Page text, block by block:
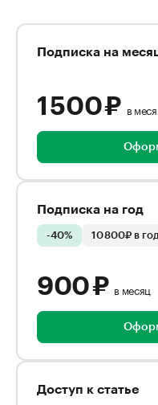
Подписка на
1 500 ₽ в
Подписка на год
-40% 10 800₽ в год
900 ₽ в месяц
Доступ к статье